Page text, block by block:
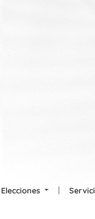
Elecciones